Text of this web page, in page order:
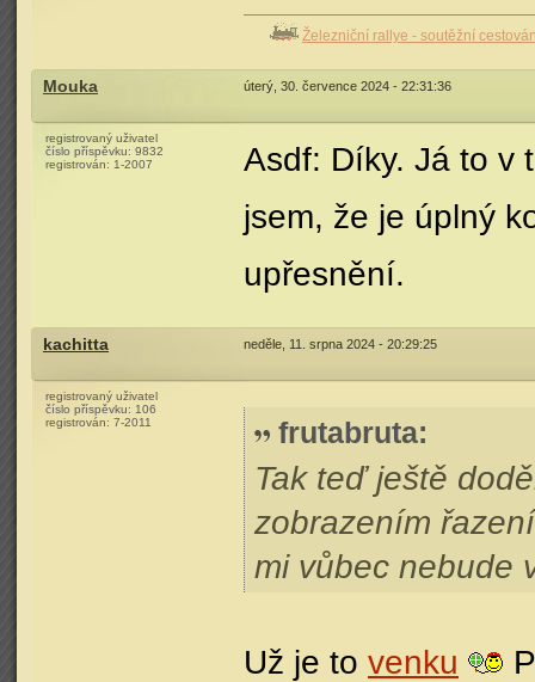
Železniční rallye - soutěžní
Mouka úterý, 30. července 2024 - 22:31:36
registrovaný uživatel
číslo příspěvku: 9832
registrován: 1-2007
Asdf: Díky. Já to v
jsem, že je úplný
upřesnění.
kachitta neděle, 11. srpna 2024 - 20:29:25
registrovaný uživatel
číslo příspěvku: 106
registrován: 7-2011 frutabruta:
Tak teď ještě
zobrazením
mi vůbec nebude
Už je to venku